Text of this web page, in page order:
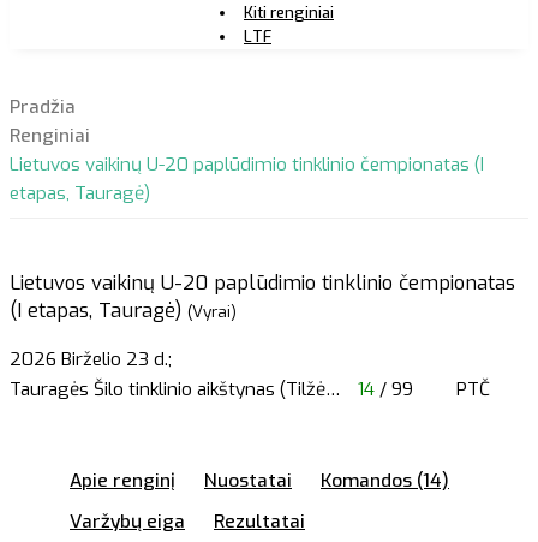
Kiti renginiai
LTF
Pradžia
Renginiai
Lietuvos vaikinų U-20 paplūdimio tinklinio čempionatas (I
etapas, Tauragė)
Lietuvos vaikinų U-20 paplūdimio tinklinio čempionatas
(I etapas, Tauragė) (Vyrai)
2026 Birželio 23 d.;
Tauragės Šilo tinklinio aikštynas (Tilžė… 14 / 99 PTČ
Apie renginį Nuostatai
Komandos (14)
Varžybų eiga
Rezultatai